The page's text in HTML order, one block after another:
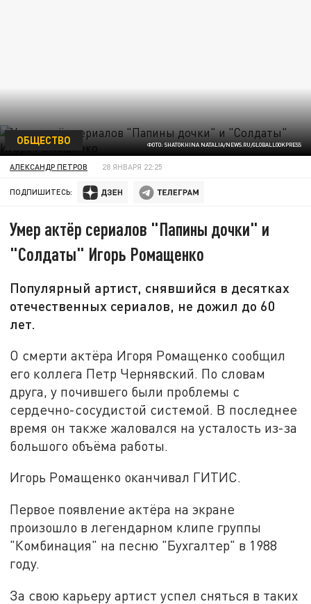
ФОТО: SHATOKHINA NATALIA/NEWS.RU/GLOBALLOOKPRESS
ОБЩЕСТВО
АЛЕКСАНДР ПЕТРОВ 28 ЯНВАРЯ 22:25
ПОДПИШИТЕСЬ:
Умер актёр сериалов "Папины дочки" и
"Солдаты" Игорь Ромащенко
Популярный артист, снявшийся в десятках
отечественных сериалов, не дожил до 60
лет.
О смерти актёра Игоря Ромащенко сообщил
его коллега Петр Чернявский. По словам
друга, у почившего были проблемы с
сердечно-сосудистой системой. В последнее
время он также жаловался на усталость из-за
большого объёма работы.
Игорь Ромащенко оканчивал ГИТИС.
Первое появление актёра на экране
произошло в легендарном клипе группы
"Комбинация" на песню "Бухгалтер" в 1988
году.
За свою карьеру артист успел сняться в таких